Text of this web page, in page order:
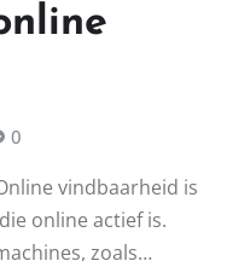
0
vindbaarheid is
online actief is.
zoals…